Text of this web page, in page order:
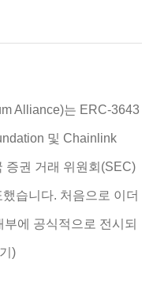
Alliance)는 ERC-3643
및 Chainlink
증권 거래 위원회(SEC)
습니다. 처음으로 이더
에 공식적으로 전시되
)